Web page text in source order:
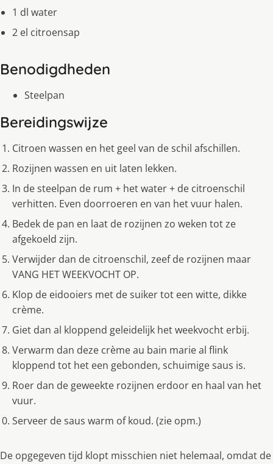
1 dl water
2 el citroensap
Benodigdheden
Steelpan
Bereidingswijze
Citroen wassen en het geel van de schil afschillen.
Rozijnen wassen en uit laten lekken.
In de steelpan de rum + het water + de citroenschil
verhitten. Even doorroeren en van het vuur halen.
Bedek de pan en laat de rozijnen zo weken tot ze
afgekoeld zijn.
Verwijder dan de citroenschil, zeef de rozijnen maar
VANG HET WEEKVOCHT OP.
Klop de eidooiers met de suiker tot een witte, dikke
crème.
Giet dan al kloppend geleidelijk het weekvocht erbij.
Verwarm dan deze crème au bain marie al flink
kloppend tot het een gebonden, schuimige saus is.
Roer dan de geweekte rozijnen erdoor en haal van het
vuur.
Serveer de saus warm of koud. (zie opm.)
De opgegeven tijd klopt misschien niet helemaal, omdat de